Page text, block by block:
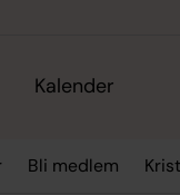
Kalender
Bli medlem